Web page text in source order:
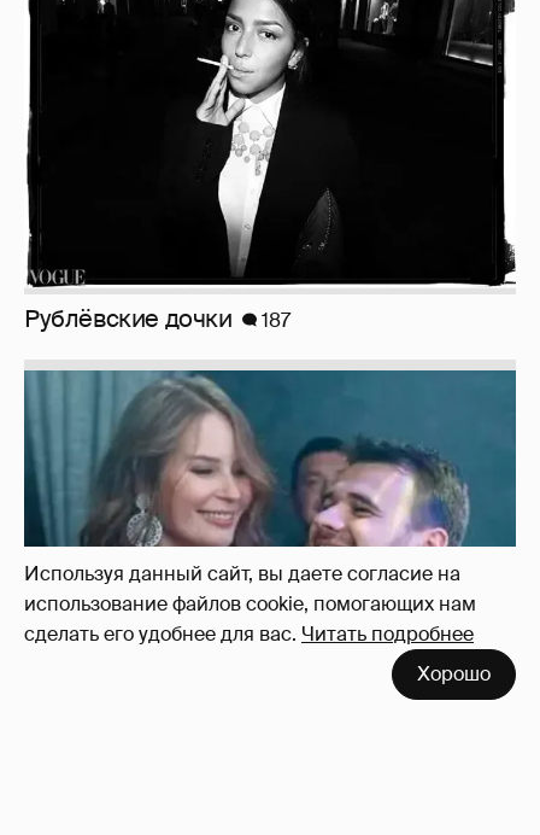
Используя данный сайт, вы даете согласие на
использование файлов cookie, помогающих нам
сделать его удобнее для вас. Читать подробнее
Хорошо
Рублёвские дочки 187
Неужели правда?